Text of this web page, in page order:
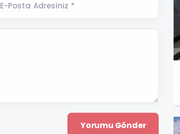
E-Posta Adresiniz *